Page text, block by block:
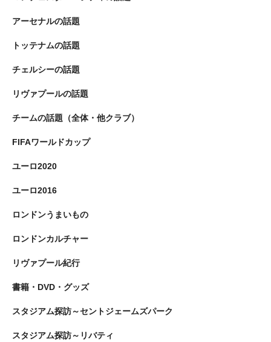
アーセナルの話題
トッテナムの話題
チェルシーの話題
リヴァプールの話題
チームの話題（全体・他クラブ）
FIFAワールドカップ
ユーロ2020
ユーロ2016
ロンドンうまいもの
ロンドンカルチャー
リヴァプール紀行
書籍・DVD・グッズ
スタジアム探訪～セントジェームズパーク
スタジアム探訪～リバティ